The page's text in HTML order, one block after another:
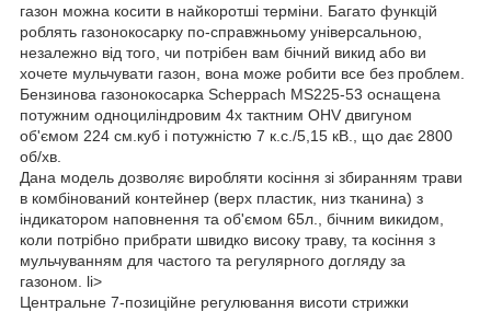
газон можна косити в найкоротші терміни. Багато функцій
роблять газонокосарку по-справжньому універсальною,
незалежно від того, чи потрібен вам бічний викид або ви
хочете мульчувати газон, вона може робити все без проблем.
Бензинова газонокосарка Scheppach MS225-53 оснащена
потужним одноциліндровим 4х тактним OHV двигуном
об'ємом 224 см.куб і потужністю 7 к.с./5,15 кВ., що дає 2800
об/хв.
Дана модель дозволяє виробляти косіння зі збиранням трави
в комбінований контейнер (верх пластик, низ тканина) з
індикатором наповнення та об'ємом 65л., бічним викидом,
коли потрібно прибрати швидко високу траву, та косіння з
мульчуванням для частого та регулярного догляду за
газоном. li>
Центральне 7-позиційне регулювання висоти стрижки